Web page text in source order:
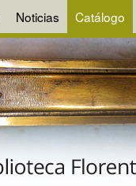
Noticias Catálogo